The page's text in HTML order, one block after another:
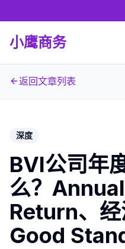
小鹰商务
返回文章列表
深度
BVI公司年
么？
Return、经
Good